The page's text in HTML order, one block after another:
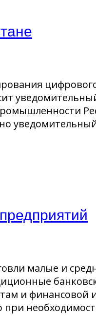
малые и
и
при